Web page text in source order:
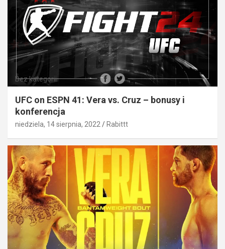
Bez kategorii
UFC on ESPN 41: Vera vs. Cruz – bonusy i
konferencja
niedziela, 14 sierpnia, 2022 Rabittt